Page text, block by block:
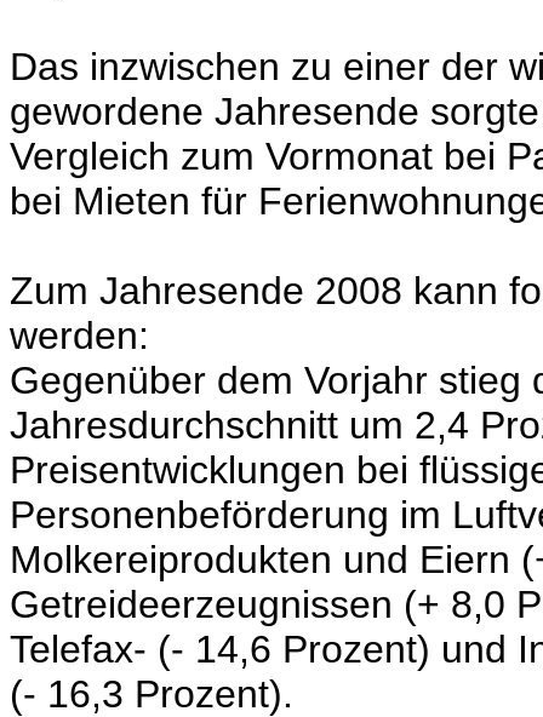
Das inzwischen zu einer der
gewordene Jahresende
Vergleich zum Vormonat bei
bei Mieten für
Zum Jahresende 2008 kann
werden:
Gegenüber dem Vorjahr stieg
Jahresdurchschnitt um 2,4
Preisentwicklungen bei
Personenbeförderung im
Molkereiprodukten und Eiern
Getreideerzeugnissen (+ 8,0
Telefax- (- 14,6 Prozent) und
(- 16,3 Prozent).